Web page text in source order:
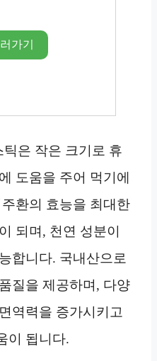
가기
은 작은 크기로 휴
도움을 주어 먹기에
환의 효능을 최대한
되며, 천연 성분이
합니다. 국내산으로
질을 제공하며, 다양
역력을 증가시키고
이 됩니다.